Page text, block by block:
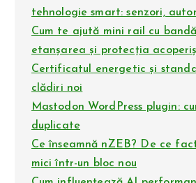
tehnologie smart: senzori,
Cum te ajută mini rail cu
etanșarea și protecția
Certificatul energetic și
clădiri noi
Mastodon WordPress plugin:
duplicate
Ce înseamnă nZEB? De ce
mici într-un bloc nou